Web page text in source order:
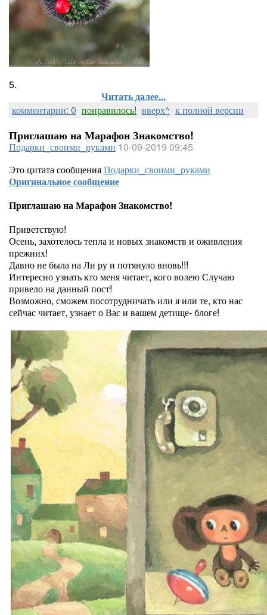
5.
Читать далее...
комментарии: 0 понравилось! вверх^ к полной версии
Приглашаю на Марафон Знакомство!
Подарки_своими_руками 10-09-2019 09:45
Это цитата сообщенияПодарки_своими_руками
Оригинальное сообщение
Приглашаю на Марафон Знакомство!
Приветствую!
Осень, захотелось тепла и новых знакомств и оживления
прежних!
Давно не была на Ли ру и потянуло вновь!!!
Интересно узнать кто меня читает, кого волею Случаю
привело на данный пост!
Возможно, сможем посотрудничать или я или те, кто нас
сейчас читает, узнает о Вас и вашем детище- блоге!